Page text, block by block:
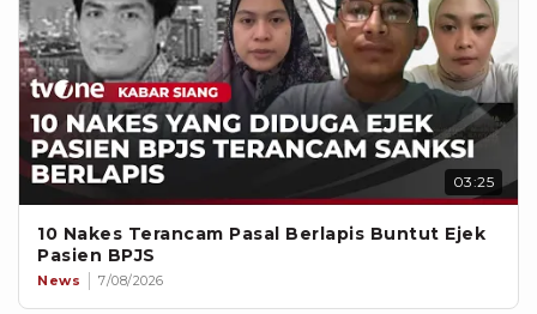
03:25
10 Nakes Terancam Pasal Berlapis Buntut Ejek
Pasien BPJS
News 7/08/2026